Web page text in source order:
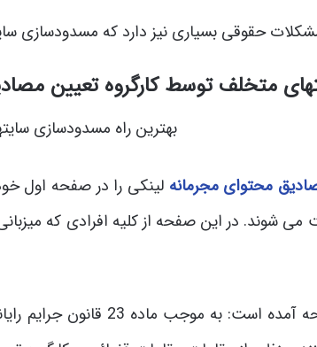
حقوقی بسیاری نیز دارد که مسدودسازی
متخلف توسط کارگروه تعیین
محتوای مجرمانه لینکی را در صفحه اول
شوند. در این صفحه از کلیه افرادی که
در توضیحات این صفحه